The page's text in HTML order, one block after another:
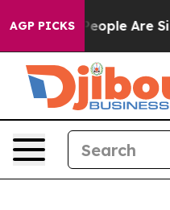
AGP PICKS
Win: “People Are